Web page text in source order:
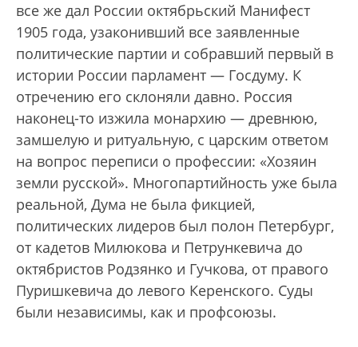
все же дал России октябрьский Манифест
1905 года, узаконивший все заявленные
политические партии и собравший первый в
истории России парламент — Госдуму. К
отречению его склоняли давно. Россия
наконец-то изжила монархию — древнюю,
замшелую и ритуальную, с царским ответом
на вопрос переписи о профессии: «Хозяин
земли русской». Многопартийность уже была
реальной, Дума не была фикцией,
политических лидеров был полон Петербург,
от кадетов Милюкова и Петрункевича до
октябристов Родзянко и Гучкова, от правого
Пуришкевича до левого Керенского. Суды
были независимы, как и профсоюзы.